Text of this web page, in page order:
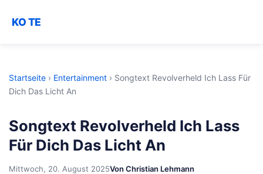
KO TE
Startseite › Entertainment › Songtext Revolverheld Ich Lass Für
Dich Das Licht An
Songtext Revolverheld Ich Lass
Für Dich Das Licht An
Mittwoch, 20. August 2025Von Christian Lehmann